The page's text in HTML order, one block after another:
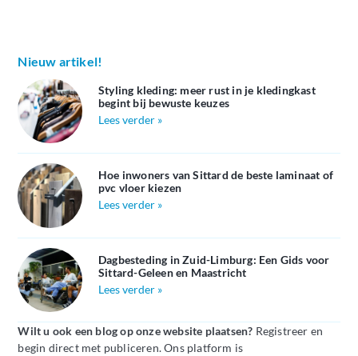
Nieuw artikel!
Styling kleding: meer rust in je kledingkast
begint bij bewuste keuzes
Lees verder »
Hoe inwoners van Sittard de beste laminaat of
pvc vloer kiezen
Lees verder »
Dagbesteding in Zuid-Limburg: Een Gids voor
Sittard-Geleen en Maastricht
Lees verder »
Wilt u ook een blog op onze website plaatsen? Registreer en
begin direct met publiceren. Ons platform is